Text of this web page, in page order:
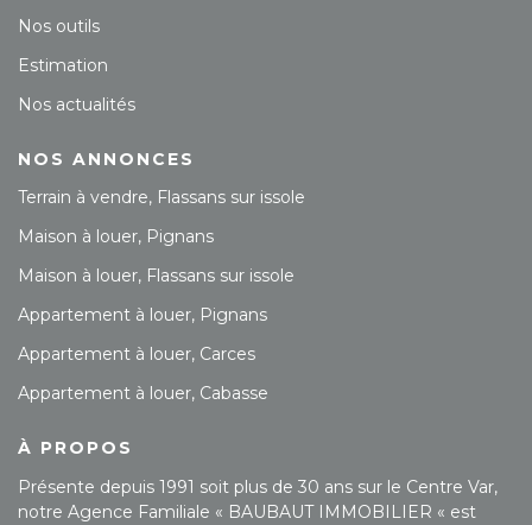
Nos outils
Estimation
Nos actualités
NOS ANNONCES
Terrain à vendre, Flassans sur issole
Maison à louer, Pignans
Maison à louer, Flassans sur issole
Appartement à louer, Pignans
Appartement à louer, Carces
Appartement à louer, Cabasse
À PROPOS
Présente depuis 1991 soit plus de 30 ans sur le Centre Var,
notre Agence Familiale « BAUBAUT IMMOBILIER « est